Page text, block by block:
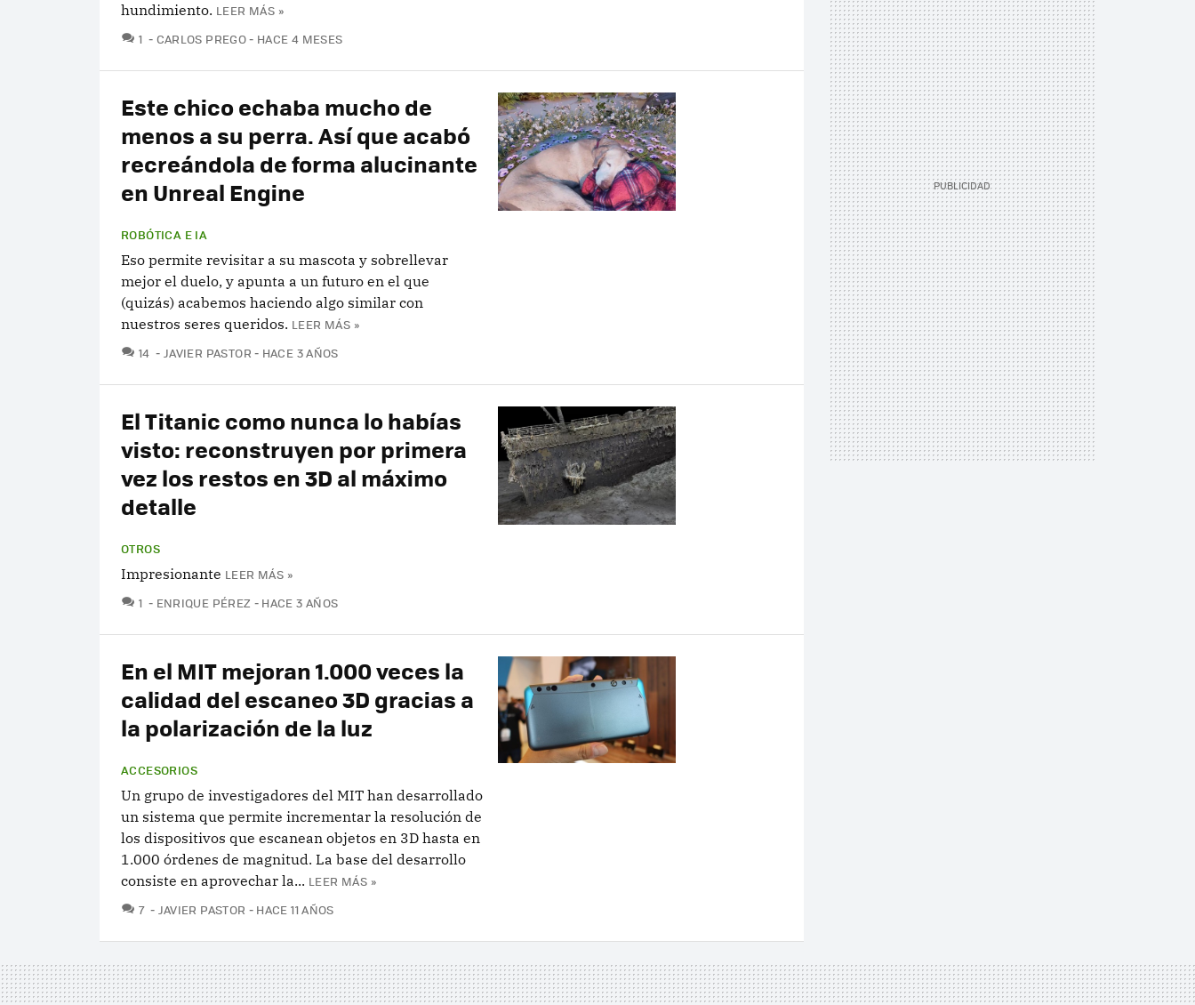
hundimiento. LEER MÁS »
1 COMENTARIOS
CARLOS PREGO HACE 4 MESES
Este chico echaba mucho de
menos a su perra. Así que acabó
recreándola de forma alucinante
en Unreal Engine
ROBÓTICA E IA
Eso permite revisitar a su mascota y sobrellevar
mejor el duelo, y apunta a un futuro en el que
(quizás) acabemos haciendo algo similar con
nuestros seres queridos. LEER MÁS »
14 COMENTARIOS
JAVIER PASTOR HACE 3 AÑOS
El Titanic como nunca lo habías
visto: reconstruyen por primera
vez los restos en 3D al máximo
detalle
OTROS
Impresionante LEER MÁS »
1 COMENTARIOS
ENRIQUE PÉREZ HACE 3 AÑOS
En el MIT mejoran 1.000 veces la
calidad del escaneo 3D gracias a
la polarización de la luz
ACCESORIOS
Un grupo de investigadores del MIT han desarrollado
un sistema que permite incrementar la resolución de
los dispositivos que escanean objetos en 3D hasta en
1.000 órdenes de magnitud. La base del desarrollo
consiste en aprovechar la... LEER MÁS »
7 COMENTARIOS
JAVIER PASTOR HACE 11 AÑOS